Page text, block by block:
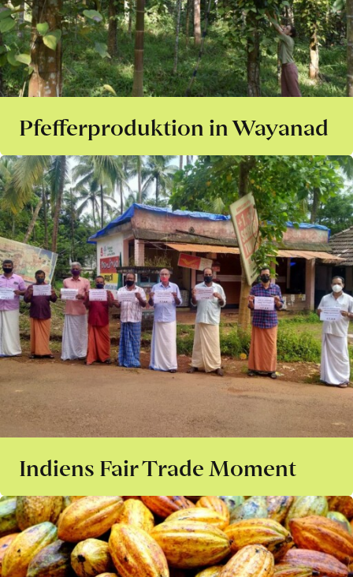
Pfefferproduktion in Wayanad
Indiens Fair Trade Moment